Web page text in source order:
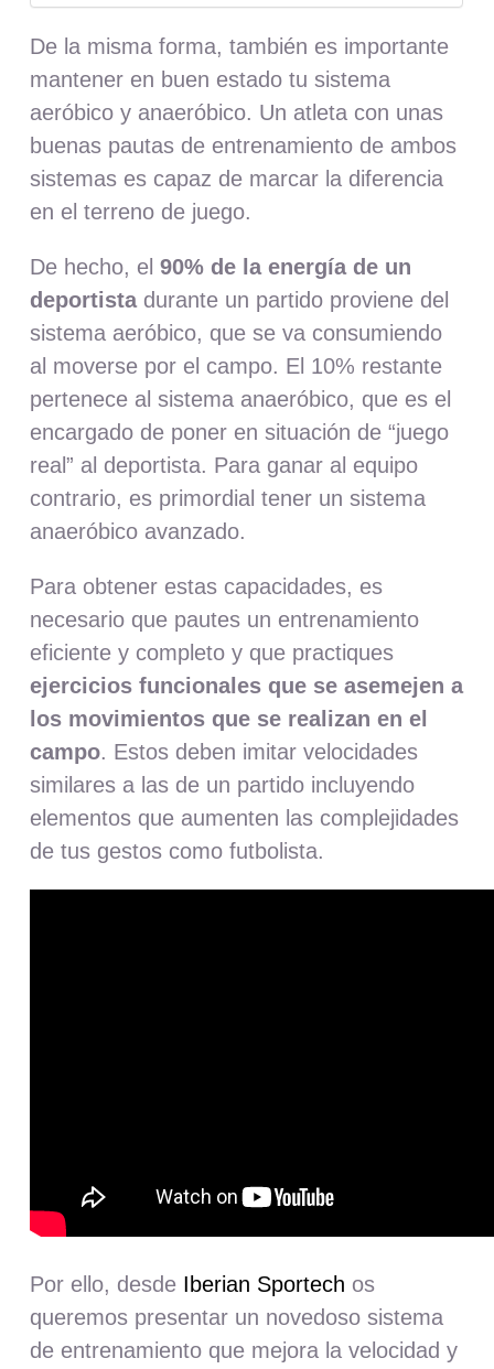
De la misma forma, también es importante
mantener en buen estado tu sistema
aeróbico y anaeróbico. Un atleta con unas
buenas pautas de entrenamiento de ambos
sistemas es capaz de marcar la diferencia
en el terreno de juego.
De hecho, el 90% de la energía de un
deportista durante un partido proviene del
sistema aeróbico, que se va consumiendo
al moverse por el campo. El 10% restante
pertenece al sistema anaeróbico, que es el
encargado de poner en situación de “juego
real” al deportista. Para ganar al equipo
contrario, es primordial tener un sistema
anaeróbico avanzado.
Para obtener estas capacidades, es
necesario que pautes un entrenamiento
eficiente y completo y que practiques
ejercicios funcionales que se asemejen a
los movimientos que se realizan en el
campo. Estos deben imitar velocidades
similares a las de un partido incluyendo
elementos que aumenten las complejidades
de tus gestos como futbolista.
Por ello, desde Iberian Sportech os
queremos presentar un novedoso sistema
de entrenamiento que mejora la velocidad y